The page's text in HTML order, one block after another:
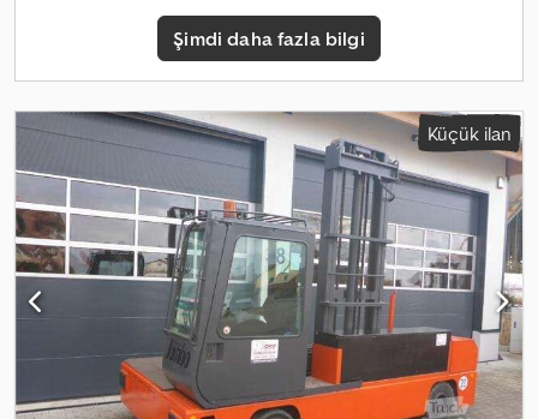
Şimdi daha fazla bilgi
Küçük ilan